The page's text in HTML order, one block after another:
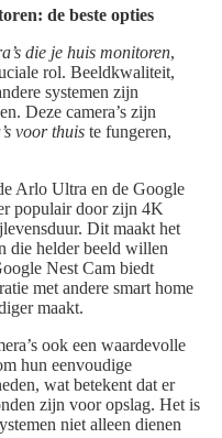
de beste opties
die je huis monitoren,
rol. Beeldkwaliteit,
systemen zijn
Deze camera’s zijn
voor thuis te fungeren,
Arlo Ultra en de Google
populair door zijn 4K
Dit maakt het
die helder beeld willen
Nest Cam biedt
met andere smart home
maakt.
ook een waardevolle
hun eenvoudige
wat betekent dat er
zijn voor opslag. Het is
niet alleen dienen